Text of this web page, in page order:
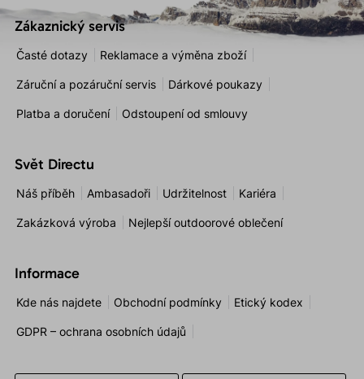
Zákaznický servis
Časté dotazy Reklamace a výměna zboží
Záruční a pozáruční servis Dárkové poukazy
Platba a doručení Odstoupení od smlouvy
Svět Directu
Náš příběh Ambasadoři Udržitelnost Kariéra
Zakázková výroba Nejlepší outdoorové oblečení
Informace
Kde nás najdete Obchodní podmínky Etický kodex
GDPR – ochrana osobních údajů